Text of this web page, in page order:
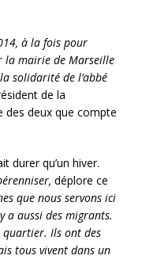
à la fois pour
la mairie de Marseille
solidarité de l’abbé
de la
des deux que compte
durer qu’un hiver.
déplore ce
que nous servons ici
a aussi des migrants.
Ils ont des
tous vivent dans un